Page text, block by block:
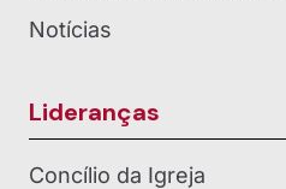
Notícias
Lideranças
Concílio da Igreja